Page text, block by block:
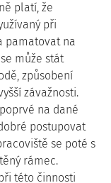
platí, že
při
pamatovat na
může stát
způsobení
závažnosti.
na dané
postupovat
se poté s
rámec.
této činnosti